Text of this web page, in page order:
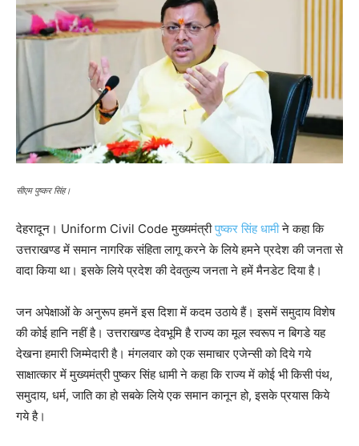
सीएम पुष्कर सिंह।
देहरादून। Uniform Civil Code मुख्यमंत्रीपुष्कर सिंह धामीने कहा कि
उत्तराखण्ड में समान नागरिक संहिता लागू करने के लिये हमने प्रदेश की जनता से
वादा किया था। इसके लिये प्रदेश की देवतुल्य जनता ने हमें मैनडेट दिया है।
जन अपेक्षाओं के अनुरूप हमनें इस दिशा में कदम उठाये हैं। इसमें समुदाय विशेष
की कोई हानि नहीं है। उत्तराखण्ड देवभूमि है राज्य का मूल स्वरूप न बिगडे यह
देखना हमारी जिम्मेदारी है। मंगलवार को एक समाचार एजेन्सी को दिये गये
साक्षात्कार में मुख्यमंत्री पुष्कर सिंह धामी ने कहा कि राज्य में कोई भी किसी पंथ,
समुदाय, धर्म, जाति का हो सबके लिये एक समान कानून हो, इसके प्रयास किये
गये है।